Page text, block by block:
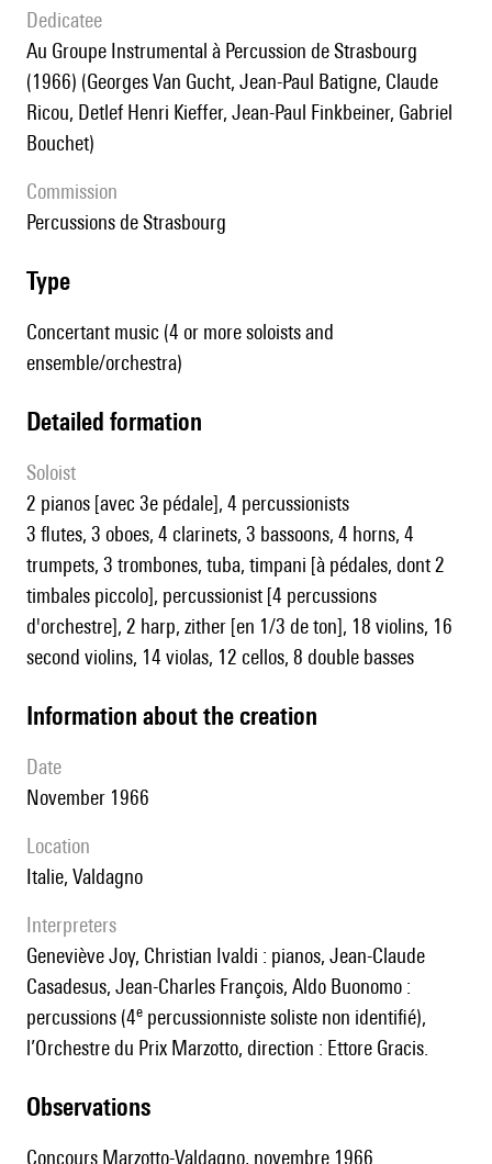
Dedicatee
au Groupe Instrumental à Percussion de Strasbourg
(1966) (Georges Van Gucht, Jean-Paul Batigne, Claude
Ricou, Detlef Henri Kieffer, Jean-Paul Finkbeiner, Gabriel
Bouchet)
Commission
Percussions de Strasbourg
type
Concertant music (4 or more soloists and
ensemble/orchestra)
detailed formation
Soloist
2 pianos [avec 3e pédale], 4 percussionists
3 flutes, 3 oboes, 4 clarinets, 3 bassoons, 4 horns, 4
trumpets, 3 trombones, tuba, timpani [à pédales, dont 2
timbales piccolo], percussionist [4 percussions
d'orchestre], 2 harp, zither [en 1/3 de ton], 18 violins, 16
second violins, 14 violas, 12 cellos, 8 double basses
information about the creation
date
November 1966
location
Italie, Valdagno
interpreters
Geneviève Joy, Christian Ivaldi : pianos, Jean-Claude
Casadesus, Jean-Charles François, Aldo Buonomo :
percussions (4e percussionniste soliste non identifié),
l’Orchestre du Prix Marzotto, direction : Ettore Gracis.
observations
Concours Marzotto-Valdagno, novembre 1966.